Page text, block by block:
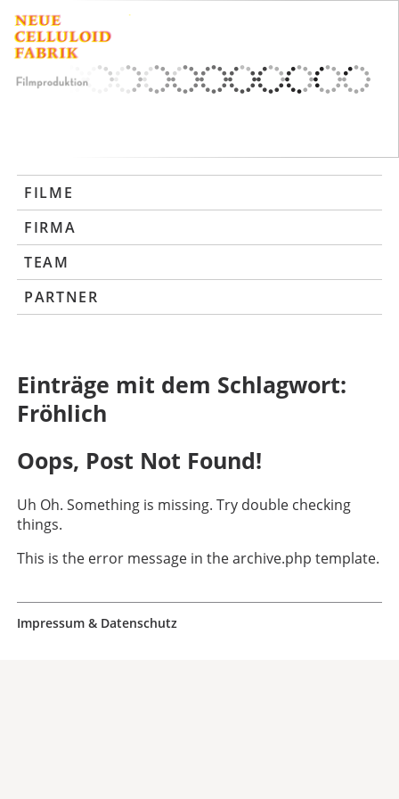
FILME
FIRMA
TEAM
PARTNER
Einträge mit dem Schlagwort:
Fröhlich
Oops, Post Not Found!
Uh Oh. Something is missing. Try double checking
things.
This is the error message in the archive.php template.
Impressum & Datenschutz